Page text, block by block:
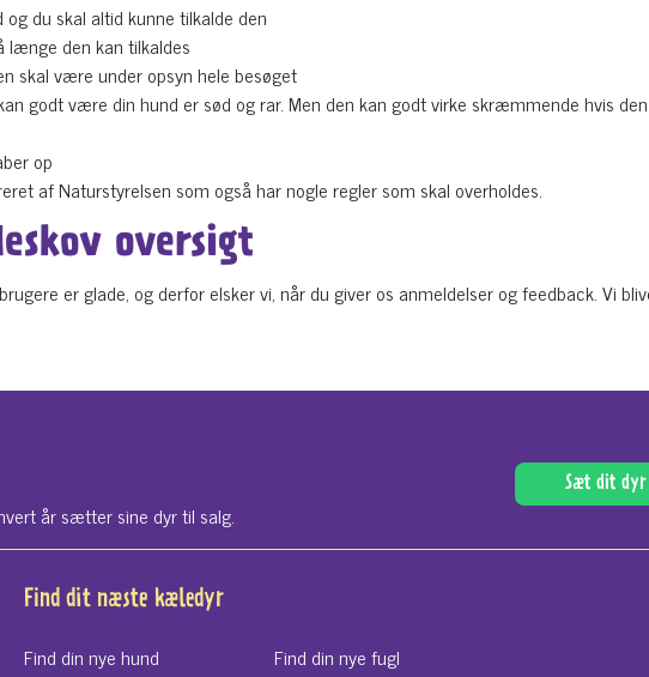
du skal altid kunne tilkalde den
længe den kan tilkaldes
skal være under opsyn hele besøget
godt være din hund er sød og rar. Men den kan godt virke skræmmende hvis
op
af Naturstyrelsen som også har nogle regler som skal overholdes.
oversigt
er glade, og derfor elsker vi, når du giver os anmeldelser og feedback. Vi
år sætter sine dyr til salg.
Sæt dit
Find dit næste kæledyr
Find din nye hund
Find din nye fugl